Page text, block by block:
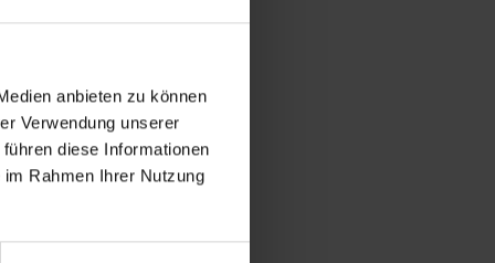
anbieten zu können
Verwendung unserer
diese Informationen
Rahmen Ihrer Nutzung